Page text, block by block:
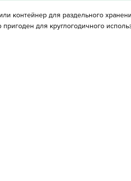
контейнер для раздельного
для круглогодичного